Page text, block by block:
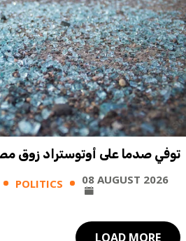
توفي صدما على أوتوستراد زوق
POLITICS 08 AUGUST 2026
LOAD MORE